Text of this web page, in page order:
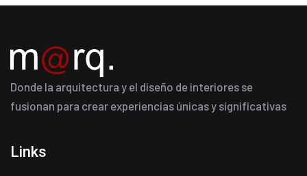
Donde la arquitectura y el diseño de interiores se
fusionan para crear experiencias únicas y significativas
Links